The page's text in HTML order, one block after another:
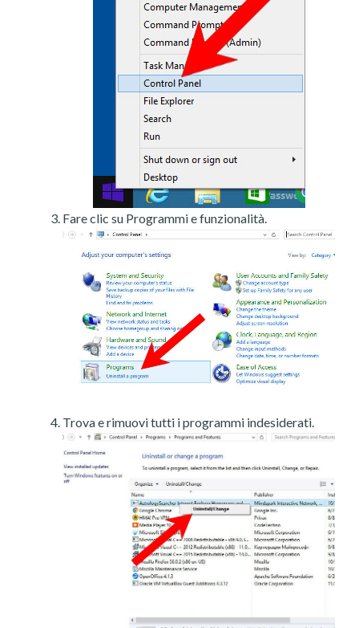
Fare clic su Programmi e funzionalità.
Trova e rimuovi tutti i programmi indesiderati.